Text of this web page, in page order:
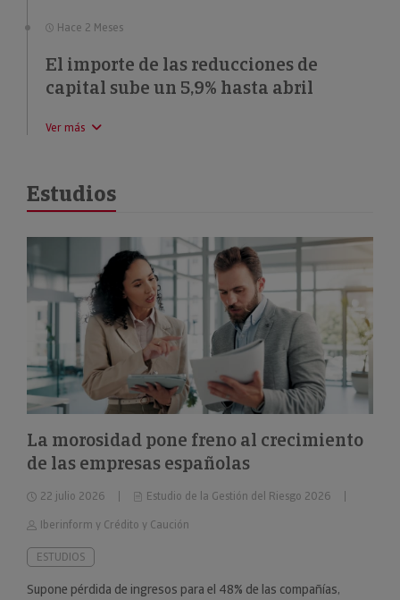
Hace 2 Meses
El importe de las reducciones de
capital sube un 5,9% hasta abril
Ver más
Estudios
La morosidad pone freno al crecimiento
de las empresas españolas
22 julio 2026
Estudio de la Gestión del Riesgo 2026
Iberinform y Crédito y Caución
ESTUDIOS
Supone pérdida de ingresos para el 48% de las compañías,